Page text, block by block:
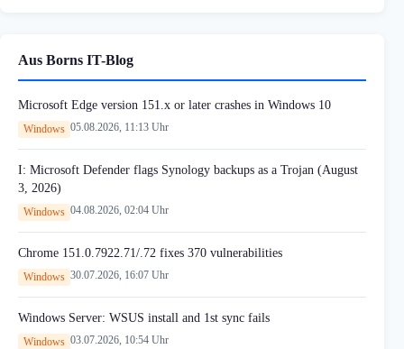
Aus Borns IT-Blog
Microsoft Edge version 151.x or later crashes in Windows 10
Windows 05.08.2026, 11:13 Uhr
I: Microsoft Defender flags Synology backups as a Trojan (August
3, 2026)
Windows 04.08.2026, 02:04 Uhr
Chrome 151.0.7922.71/.72 fixes 370 vulnerabilities
Windows 30.07.2026, 16:07 Uhr
Windows Server: WSUS install and 1st sync fails
Windows 03.07.2026, 10:54 Uhr